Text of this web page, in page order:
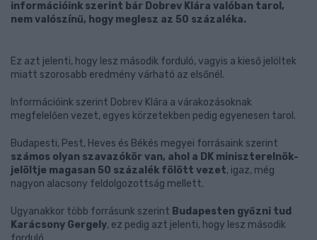
információink szerint bár Dobrev Klára valóban tarol,
nem valószínű, hogy meglesz az 50 százaléka.
Ez azt jelenti, hogy lesz második forduló, vagyis a kieső jelöltek
miatt szorosabb eredmény várható az elsőnél.
Információink szerint Dobrev Klára a várakozásoknak
megfelelően vezet, egyes körzetekben pedig egyenesen tarol.
Budapesti, Pest, Heves és Békés megyei forrásaink szerint
számos olyan szavazókör van, ahol a DK miniszterelnök-
jelöltje magasan 50 százalék fölött vezet, igaz, még
nagyon alacsony feldolgozottság mellett.
Ugyanakkor több forrásunk szerint Budapesten győzni tud
Karácsony Gergely, ez pedig azt jelenti, hogy lesz második